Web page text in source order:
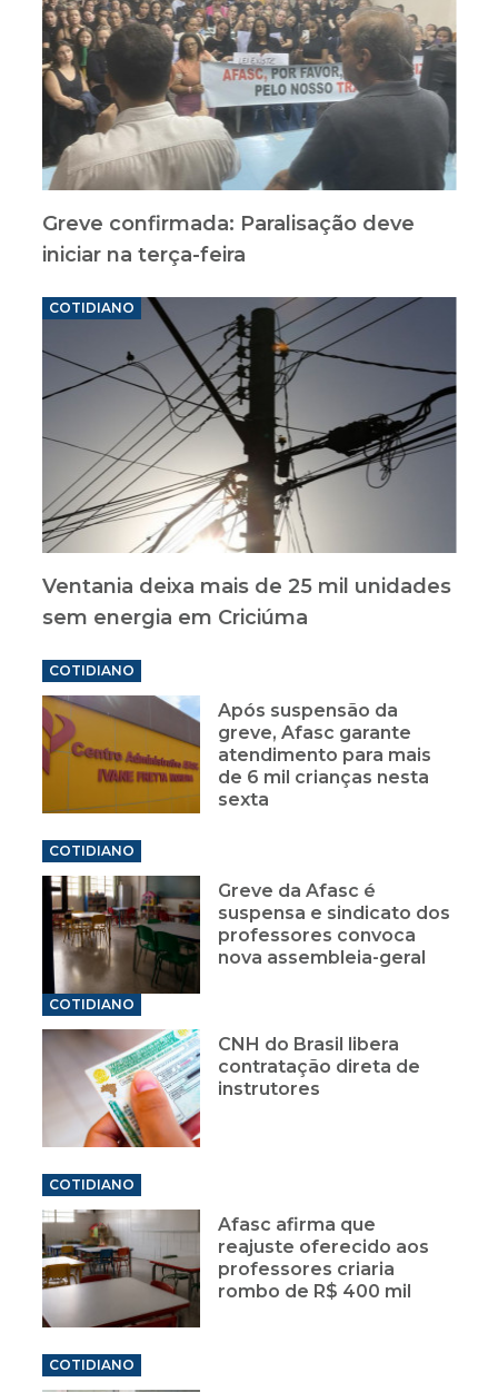
Greve confirmada: Paralisação deve
iniciar na terça-feira
COTIDIANO
Ventania deixa mais de 25 mil unidades
sem energia em Criciúma
COTIDIANO
Após suspensão da
greve, Afasc garante
atendimento para mais
de 6 mil crianças nesta
sexta
COTIDIANO
Greve da Afasc é
suspensa e sindicato dos
professores convoca
nova assembleia-geral
COTIDIANO
CNH do Brasil libera
contratação direta de
instrutores
COTIDIANO
Afasc afirma que
reajuste oferecido aos
professores criaria
rombo de R$ 400 mil
COTIDIANO